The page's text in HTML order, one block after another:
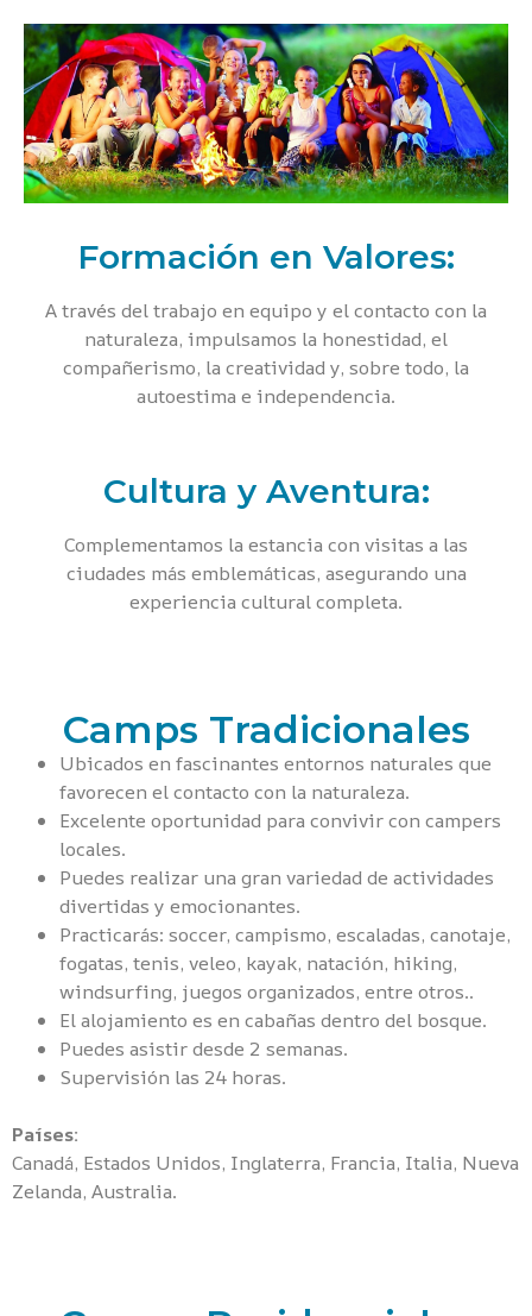
Formación en Valores:
A través del trabajo en equipo y el contacto con la
naturaleza, impulsamos la honestidad, el
compañerismo, la creatividad y, sobre todo, la
autoestima e independencia.
Cultura y Aventura:
Complementamos la estancia con visitas a las
ciudades más emblemáticas, asegurando una
experiencia cultural completa.
Camps Tradicionales
Ubicados en fascinantes entornos naturales que
favorecen el contacto con la naturaleza.
Excelente oportunidad para convivir con campers
locales.
Puedes realizar una gran variedad de actividades
divertidas y emocionantes.
Practicarás: soccer, campismo, escaladas, canotaje,
fogatas, tenis, veleo, kayak, natación, hiking,
windsurfing, juegos organizados, entre otros..
El alojamiento es en cabañas dentro del bosque.
Puedes asistir desde 2 semanas.
Supervisión las 24 horas.
Países:
Canadá, Estados Unidos, Inglaterra, Francia, Italia, Nueva
Zelanda, Australia.